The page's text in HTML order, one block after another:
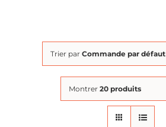
Trier par Commande par défaut
Montrer 20 produits